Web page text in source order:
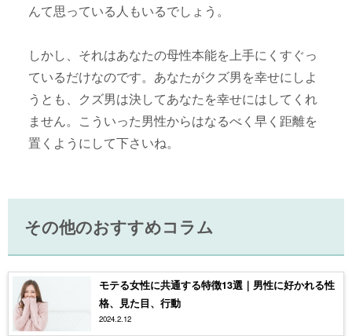
んて思っている人もいるでしょう。
しかし、それはあなたの母性本能を上手にくすぐっ
ているだけなのです。あなたがクズ男を幸せにしよ
うとも、クズ男は決してあなたを幸せにはしてくれ
ません。こういった男性からはなるべく早く距離を
置くようにして下さいね。
その他のおすすめコラム
モテる女性に共通する特徴13選｜男性に好かれる性
格、見た目、行動
2024.2.12